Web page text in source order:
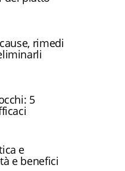
rimedi
5
e
e benefici